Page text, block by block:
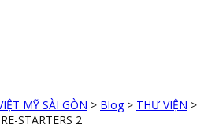
MỸ SÀI GÒN > Blog> THƯ VIỆN >
STARTERS 2